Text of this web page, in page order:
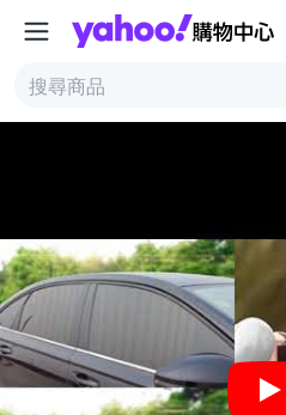
簡介 評價 (2)